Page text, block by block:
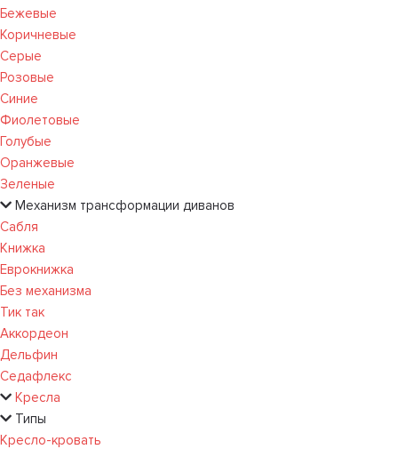
Бежевые
Коричневые
Серые
Розовые
Синие
Фиолетовые
Голубые
Оранжевые
Зеленые
Механизм трансформации диванов
Сабля
Книжка
Еврокнижка
Без механизма
Тик так
Аккордеон
Дельфин
Седафлекс
Кресла
Типы
Кресло-кровать